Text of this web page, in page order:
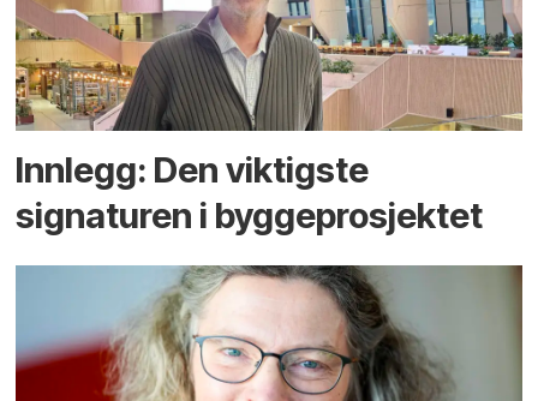
Innlegg: Den viktigste
signaturen i bygge­­prosjektet